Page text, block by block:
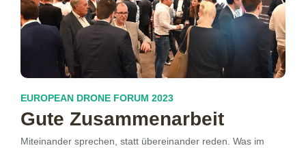
EUROPEAN DRONE FORUM 2023
Gute Zusammenarbeit
Miteinander sprechen, statt übereinander reden. Was im